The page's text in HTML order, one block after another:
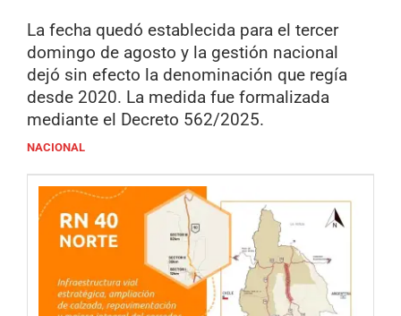
La fecha quedó establecida para el tercer
domingo de agosto y la gestión nacional
dejó sin efecto la denominación que regía
desde 2020. La medida fue formalizada
mediante el Decreto 562/2025.
NACIONAL